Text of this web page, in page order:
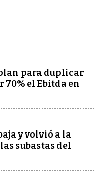
para duplicar
el Ebitda en
y volvió a la
subastas del